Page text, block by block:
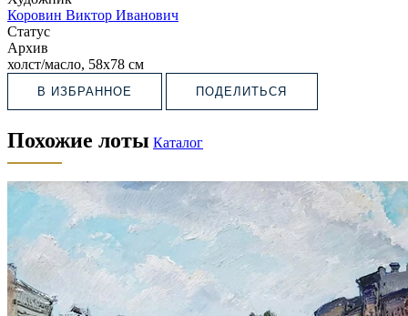
Коровин Виктор Иванович
Статус
Архив
холст/масло, 58х78 см
В ИЗБРАННОЕ ПОДЕЛИТЬСЯ
Похожие лоты Каталог